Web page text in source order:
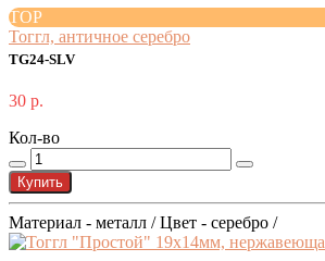
TOP
Тоггл, античное серебро
TG24-SLV
30 р.
Кол-во
Купить
Материал - металл / Цвет - серебро /